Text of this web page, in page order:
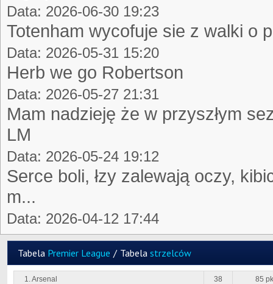
Data: 2026-06-30 19:23
Totenham wycofuje sie z walki o
Data: 2026-05-31 15:20
Herb we go Robertson
Data: 2026-05-27 21:31
Mam nadzieję że w przyszłym
LM
Data: 2026-05-24 19:12
Serce boli, łzy zalewają oczy,
m...
Data: 2026-04-12 17:44
Tabela Premier League / Tabela strzelców
1. Arsenal 38 85